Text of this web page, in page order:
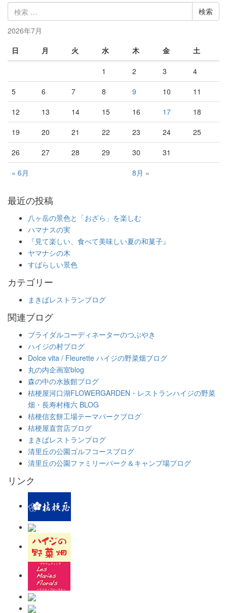
2026年7月
日
月 火 水 木 金 土
« 6月 8月 »
1 2 3
4
5
6 7 8 9 10
11
12
13 14 15 16 17
18
19
20 21 22 23 24
25
26
27 28 29 30 31
最近の投稿
八ヶ岳の景色と「おざら」を楽しむ
ハマナスの実
『見て楽しい、食べて美味しい夏の和菓子』
ヤマナシの木
すばらしい景色
カテゴリー
まきばレストランブログ
関連ブログ
ブライダルコーディネーターのつぶやき
ハイジの村ブログ
Dolce vita / Fleurette ハイジの野菜畑ブログ
丸の内企画室blog
森の中の水族館ブログ
桔梗屋河口湖FLOWERGARDEN・レストランハイジの野菜
畑・長寿村権六 BLOG
桔梗信玄餅工場テーマパークブログ
桔梗屋直営店ブログ
まきばレストランブログ
清里丘の公園ゴルフコースブログ
清里丘の公園ファミリーパーク＆キャンプ場ブログ
リンク